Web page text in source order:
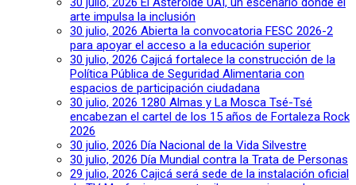
arte impulsa la inclusión
30 julio, 2026 Abierta la convocatoria FESC 2026-2
para apoyar el acceso a la educación superior
30 julio, 2026 Cajicá fortalece la construcción de la
Política Pública de Seguridad Alimentaria con
espacios de participación ciudadana
30 julio, 2026 1280 Almas y La Mosca Tsé-Tsé
encabezan el cartel de los 15 años de Fortaleza Rock
2026
30 julio, 2026 Día Nacional de la Vida Silvestre
30 julio, 2026 Día Mundial contra la Trata de Personas
29 julio, 2026 Cajicá será sede de la instalación oficial